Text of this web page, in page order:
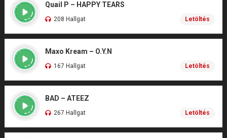
Quail P – HAPPY TEARS
208 Hallgat Letöltés
Maxo Kream – O.Y.N
167 Hallgat Letöltés
BAD – ATEEZ
267 Hallgat Letöltés